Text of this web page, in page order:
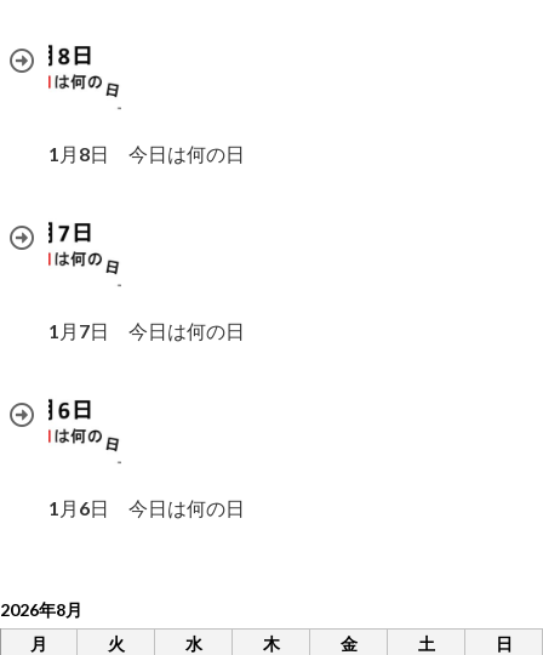
1月8日 今日は何の日
1月7日 今日は何の日
1月6日 今日は何の日
2026年8月
月
火 水 木 金 土 日